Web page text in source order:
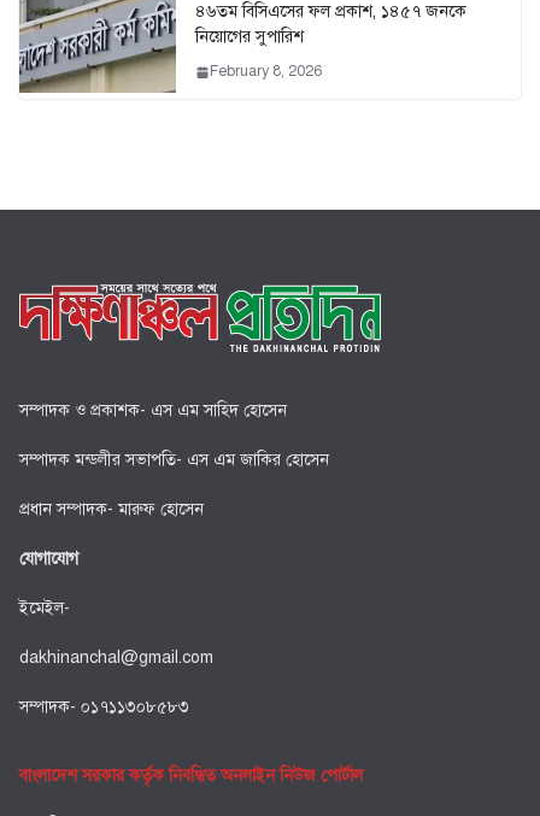
৪৬তম বিসিএসের ফল প্রকাশ, ১৪৫৭ জনকে
নিয়োগের সুপারিশ
February 8, 2026
সম্পাদক ও প্রকাশক- এস এম সাহিদ হোসেন
সম্পাদক মন্ডলীর সভাপতি- এস এম জাকির হোসেন
প্রধান সম্পাদক- মারুফ হোসেন
যোগাযোগ
ইমেইল-
dakhinanchal@gmail.com
সম্পাদক- ০১৭১১৩০৮৫৮৩
বাংলাদেশ সরকার কর্তৃক নিবন্ধিত অনলাইন নিউজ পোর্টাল